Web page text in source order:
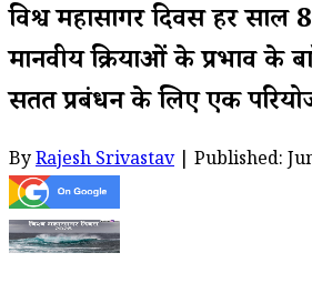
विश्व महासागर दिवस हर
मानवीय क्रियाओं के प्रभाव के
सतत प्रबंधन के लिए एक
ByRajesh Srivastav| Published: